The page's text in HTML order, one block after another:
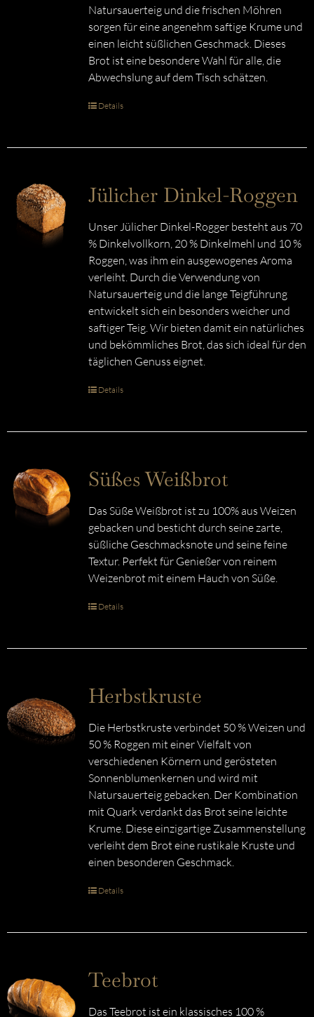
Natursauerteig und die frischen Möhren
sorgen für eine angenehm saftige Krume und
einen leicht süßlichen Geschmack. Dieses
Brot ist eine besondere Wahl für alle, die
Abwechslung auf dem Tisch schätzen.
Details
Jülicher Dinkel-Roggen
Unser Jülicher Dinkel-Rogger besteht aus 70
% Dinkelvollkorn, 20 % Dinkelmehl und 10 %
Roggen, was ihm ein ausgewogenes Aroma
verleiht. Durch die Verwendung von
Natursauerteig und die lange Teigführung
entwickelt sich ein besonders weicher und
saftiger Teig. Wir bieten damit ein natürliches
und bekömmliches Brot, das sich ideal für den
täglichen Genuss eignet.
Details
Süßes Weißbrot
Das Süße Weißbrot ist zu 100% aus Weizen
gebacken und besticht durch seine zarte,
süßliche Geschmacksnote und seine feine
Textur. Perfekt für Genießer von reinem
Weizenbrot mit einem Hauch von Süße.
Details
Herbstkruste
Die Herbstkruste verbindet 50 % Weizen und
50 % Roggen mit einer Vielfalt von
verschiedenen Körnern und gerösteten
Sonnenblumenkernen und wird mit
Natursauerteig gebacken. Der Kombination
mit Quark verdankt das Brot seine leichte
Krume. Diese einzigartige Zusammenstellung
verleiht dem Brot eine rustikale Kruste und
einen besonderen Geschmack.
Details
Teebrot
Das Teebrot ist ein klassisches 100 %